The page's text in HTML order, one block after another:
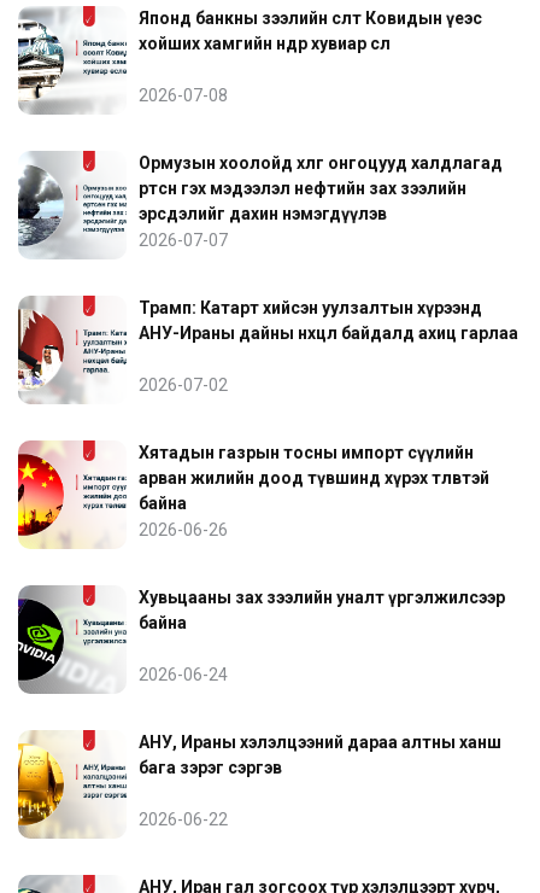
Японд банкны зээлийн өсөлт Ковидын үеэс
хойших хамгийн өндөр хувиар өслөө
2026-07-08
Ормузын хоолойд хөлөг онгоцууд халдлагад
өртсөн гэх мэдээлэл нефтийн зах зээлийн
эрсдэлийг дахин нэмэгдүүлэв
2026-07-07
Трамп: Катарт хийсэн уулзалтын хүрээнд
АНУ-Ираны дайны нөхцөл байдалд ахиц гарлаа
2026-07-02
Хятадын газрын тосны импорт сүүлийн
арван жилийн доод түвшинд хүрэх төлөвтэй
байна
2026-06-26
Хувьцааны зах зээлийн уналт үргэлжилсээр
байна
2026-06-24
АНУ, Ираны хэлэлцээний дараа алтны ханш
бага зэрэг сэргэв
2026-06-22
АНУ, Иран гал зогсоох түр хэлэлцээрт хүрч,